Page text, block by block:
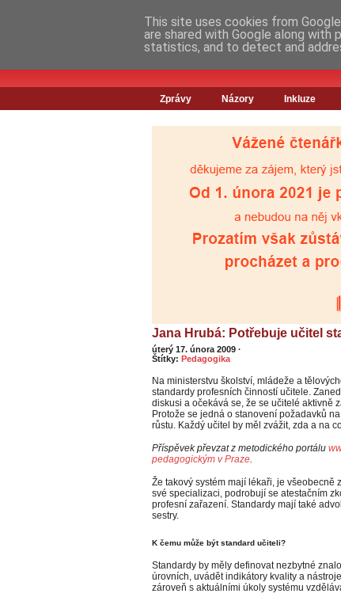
Zprávy Názory Inkluze
Jana Hrubá: Potřebuje učitel
úterý 17. února 2009 ·
Štítky: Pedagogika
Na ministerstvu školství, mládeže a
standardy profesních činností učitele.
diskusi a očekává se, že se učitelé aktivně
Protože se jedná o stanovení požadavků
růstu. Každý učitel by měl zvážit, zda a na
Příspěvek převzat z metodického portálu
pedagogickým v Praze.
Že takový systém mají lékaři, je všeobecně
své specializaci, podrobují se atestačním
profesní zařazení. Standardy mají také
sestry.
K čemu může být standard učiteli?
Standardy by měly definovat nezbytné
úrovních, uvádět indikátory kvality a
zároveň s aktuálními úkoly systému
This site uses cookies from
are shared with Google along
statistics, and to detect and